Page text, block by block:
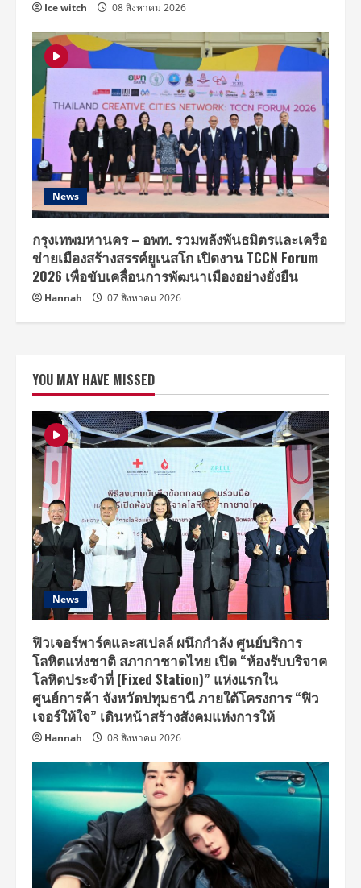
Ice witch 08 สิงหาคม 2026
News
กรุงเทพมหานคร – อพท. รวมพลังพันธมิตรและเครือ
ข่ายเมืองสร้างสรรค์ยูเนสโก เปิดงาน TCCN Forum
2026 เพื่อขับเคลื่อนการพัฒนาเมืองอย่างยั่งยืน
Hannah 07 สิงหาคม 2026
YOU MAY HAVE MISSED
News
ฟิวเจอร์พาร์คและสเปลล์ ผนึกกำลัง ศูนย์บริการ
โลหิตแห่งชาติ สภากาชาดไทย เปิด “ห้องรับบริจาค
โลหิตประจำที่ (Fixed Station)” แห่งแรกใน
ศูนย์การค้า จังหวัดปทุมธานี ภายใต้โครงการ “ฟิว
เจอร์ให้ใจ” เดินหน้าสร้างสังคมแห่งการให้
Hannah 08 สิงหาคม 2026